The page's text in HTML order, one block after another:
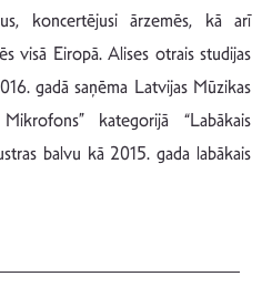
koncertējusi ārzemēs, kā arī
visā Eiropā. Alises otrais studijas
gadā saņēma Latvijas Mūzikas
kategorijā “Labākais
balvu kā 2015. gada labākais